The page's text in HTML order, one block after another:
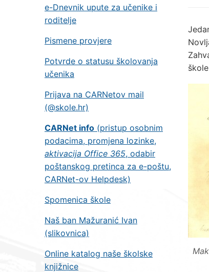
e-Dnevnik upute za učenike i
roditelje
Pismene provjere
Potvrde o statusu školovanja
učenika
Prijava na CARNetov mail
(@skole.hr)
CARNet info (pristup osobnim
podacima, promjena lozinke,
aktivacija Office 365, odabir
poštanskog pretinca za e-poštu,
CARNet-ov Helpdesk)
Spomenica škole
Naš ban Mažuranić Ivan
(slikovnica)
Online katalog naše školske
knjižnice